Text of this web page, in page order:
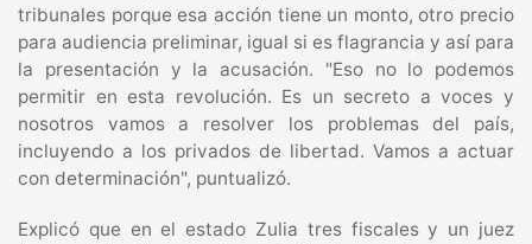
tribunales porque esa acción tiene un monto, otro precio
para audiencia preliminar, igual si es flagrancia y así para
la presentación y la acusación. "Eso no lo podemos
permitir en esta revolución. Es un secreto a voces y
nosotros vamos a resolver los problemas del país,
incluyendo a los privados de libertad. Vamos a actuar
con determinación", puntualizó.
Explicó que en el estado Zulia tres fiscales y un juez